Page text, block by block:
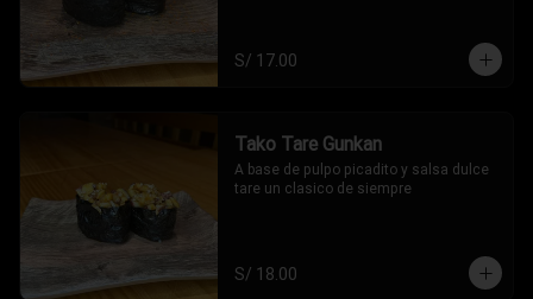
S/ 17.00
Tako Tare Gunkan
A base de pulpo picadito y salsa dulce
tare un clasico de siempre
S/ 18.00